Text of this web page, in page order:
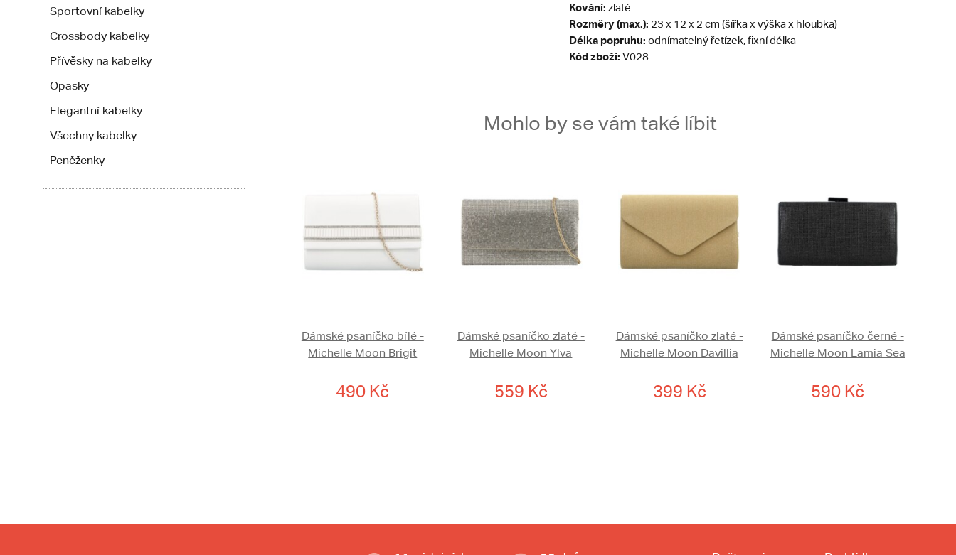
Sportovní kabelky
Crossbody kabelky
Přívěsky na kabelky
Opasky
Elegantní kabelky
Všechny kabelky
Peněženky
Kování: zlaté
Rozměry (max.): 23 x 12 x 2 cm (šířka x výška x hloubka)
Délka popruhu: odnímatelný řetízek, fixní délka
Kód zboží: V028
Mohlo by se vám také líbit
Dámské psaníčko bílé -
Michelle Moon Brigit
490 Kč
Dámské psaníčko zlaté -
Michelle Moon Ylva
559 Kč
Dámské psaníčko zlaté -
Michelle Moon Davillia
399 Kč
Dámské psaníčko černé -
Michelle Moon Lamia Sea
590 Kč